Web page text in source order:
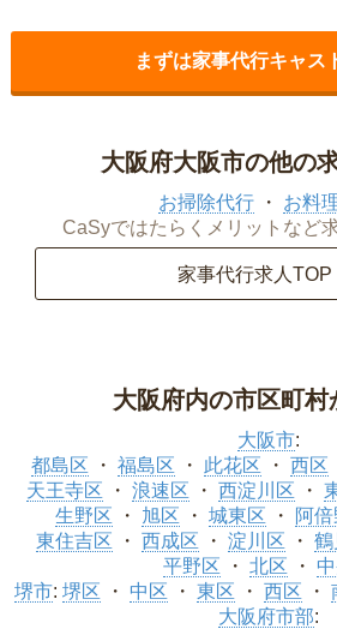
まずは家事代行キャス
大阪府大阪市の他の
お掃除代行
お料
CaSyではたらくメリットなど
家事代行求人TOP
大阪府内の市区町村
大阪市:
都島区
福島区 此花区 西区
天王寺区
浪速区 西淀川区
生野区
旭区 城東区 阿
東住吉区
西成区 淀川区 鶴
平野区
北区
堺市: 堺区 中区 東区 西区
大阪府市部: